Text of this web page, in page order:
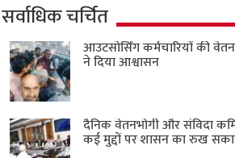
सर्वाधिक चर्चित
आउटसोर्सिंग कर्मचारियों की
ने दिया आश्वासन
दैनिक वेतनभोगी और संविदा
कई मुद्दों पर शासन का रुख